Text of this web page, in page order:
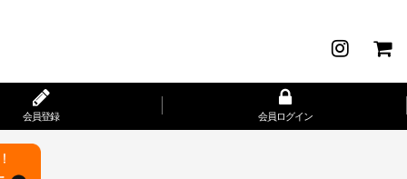
会員登録 会員ログイン